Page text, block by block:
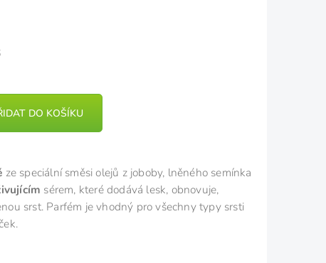
DO KOŠÍKU
ze speciální směsi olejů z joboby, lněného semínka
sérem, které dodává lesk, obnovuje,
srst. Parfém je vhodný pro všechny typy srsti